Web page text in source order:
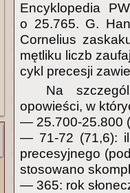
Encyklopedia
o 25.765. G.
Cornelius
mętliku liczb
cykl precesji
Na
opowieści, w
— 25.700-25.800
— 71-72 (71,6):
precesyjnego
stosowano
— 365: rok